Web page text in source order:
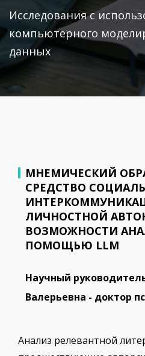
Исследования с
компьютерного
данных
МНЕМИЧЕСКИЙ
СРЕДСТВО
ЛИЧНОСТНОЙ
ВОЗМОЖНОСТИ
ПОМОЩЬЮ LLM
Научный
Валерьевна - доктор
Анализ релевантной